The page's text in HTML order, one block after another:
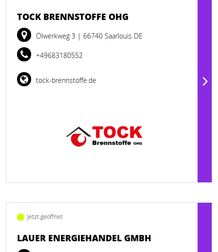
TOCK BRENNSTOFFE OHG
Ölwerkweg 3 | 66740 Saarlouis DE
+49683180552
tock-brennstoffe.de
Jetzt geöffnet
LAUER ENERGIEHANDEL GMBH